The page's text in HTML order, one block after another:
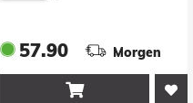
54.90 Morgen
